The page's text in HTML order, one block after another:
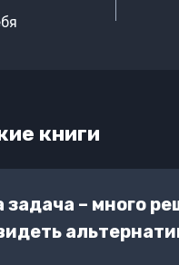
книги
задача – много